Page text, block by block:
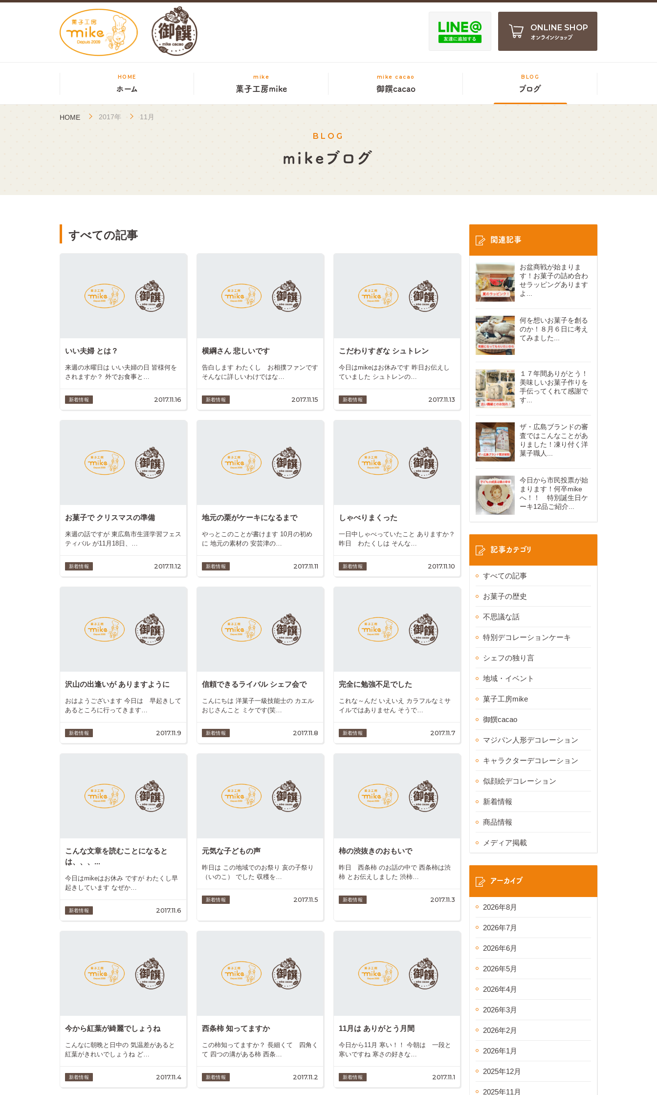
ONLINE SHOP
オンラインショップ
HOME
ホーム
mike
菓子工房mike
mike cacao
御饌cacao
BLOG
ブログ
HOME 2017年 11月
BLOG
mikeブログ
すべての記事
いい夫婦 とは？
来週の水曜日は いい夫婦の日 皆様何を
されますか？ 外でお食事と…
新着情報 2017.11.16
横綱さん 悲しいです
告白します わたくし お相撲ファンです
そんなに詳しいわけではな…
新着情報 2017.11.15
こだわりすぎな シュトレン
今日はmikeはお休みです 昨日お伝えし
ていました シュトレンの…
新着情報 2017.11.13
お菓子で クリスマスの準備
来週の話ですが 東広島市生涯学習フェス
ティバル が11月18日、…
新着情報 2017.11.12
地元の栗がケーキになるまで
やっとこのことが書けます 10月の初め
に 地元の素材の 安芸津の…
新着情報 2017.11.11
しゃべりまくった
一日中しゃべっていたこと ありますか？
昨日 わたくしは そんな…
新着情報 2017.11.10
沢山の出逢いが ありますように
おはようございます 今日は 早起きして
あるところに行ってきます…
新着情報 2017.11.9
信頼できるライバル シェフ会で
こんにちは 洋菓子一級技能士の カエル
おじさんこと ミケです(笑…
新着情報 2017.11.8
完全に勉強不足でした
これな～んだ いえいえ カラフルなミサ
イルではありません そうで…
新着情報 2017.11.7
こんな文章を読むことになると
は、、、...
今日はmikeはお休み ですが わたくし早
起きしています なぜか…
新着情報 2017.11.6
元気な子どもの声
昨日は この地域でのお祭り 亥の子祭り
（いのこ） でした 収穫を…
新着情報 2017.11.5
柿の渋抜きのおもいで
昨日 西条柿 のお話の中で 西条柿は渋
柿 とお伝えしました 渋柿…
新着情報 2017.11.3
今から紅葉が綺麗でしょうね
こんなに朝晩と日中の 気温差があると
紅葉がきれいでしょうね ど…
新着情報 2017.11.4
西条柿 知ってますか
この柿知ってますか？ 長細くて 四角く
て 四つの溝がある柿 西条…
新着情報 2017.11.2
11月は ありがとう月間
今日から11月 寒い！！ 今朝は 一段と
寒いですね 寒さの好きな…
新着情報 2017.11.1
関連記事
お盆商戦が始まりま
す！お菓子の詰め合わ
せラッピングあります
よ...
何を想いお菓子を創る
のか！８月６日に考え
てみました...
１７年間ありがとう！
美味しいお菓子作りを
手伝ってくれて感謝で
す...
ザ・広島ブランドの審
査ではこんなことがあ
りました！凍り付く洋
菓子職人...
今日から市民投票が始
まります！何卒mike
へ！！ 特別誕生日ケ
ーキ12品ご紹介...
記事カテゴリ
すべての記事
お菓子の歴史
不思議な話
特別デコレーションケーキ
シェフの独り言
地域・イベント
菓子工房mike
御饌cacao
マジパン人形デコレーション
キャラクターデコレーション
似顔絵デコレーション
新着情報
商品情報
メディア掲載
アーカイブ
2026年8月
2026年7月
2026年6月
2026年5月
2026年4月
2026年3月
2026年2月
2026年1月
2025年12月
2025年11月